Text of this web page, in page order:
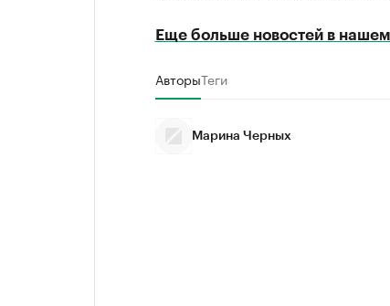
Еще больше новостей в
АвторыТеги
Марина Черных